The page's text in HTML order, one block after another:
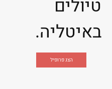
טיולים
באיטליה.
הצג פרופיל